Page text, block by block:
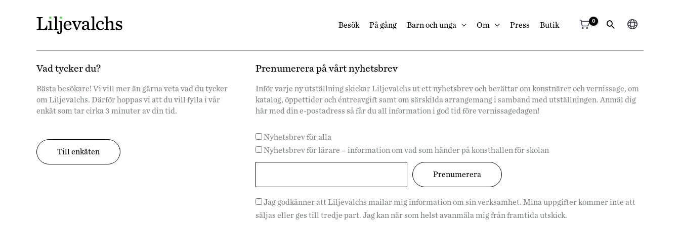
Besök På gång Barn och unga Om Press Butik
Välj
språk
Vad tycker du?
Bästa besökare! Vi vill mer än gärna veta vad du tycker
om Liljevalchs. Därför hoppas vi att du vill fylla i vår
enkät som tar cirka 3 minuter av din tid.
Till enkäten
Prenumerera på vårt nyhetsbrev
Inför varje ny utställning skickar Liljevalchs ut ett nyhetsbrev och berättar om konstnärer och vernissage, om
katalog, öppettider och éntreavgift samt om särskilda arrangemang i samband med utställningen. Anmäl dig
här med din e-postadress så får du all information i god tid före vernissagedagen!
Nyhetsbrev för alla
Nyhetsbrev för lärare – information om vad som händer på konsthallen för skolan
Jag godkänner att Liljevalchs mailar mig information om sin verksamhet. Mina uppgifter kommer inte att
säljas eller ges till tredje part. Jag kan när som helst avanmäla mig från framtida utskick.